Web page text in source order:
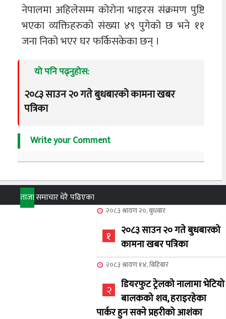
नेपालमा अहिलेसम्म कोरोना भाइरस संक्रमण पुष्टि
भएका व्यक्तिहरुको संख्या ४९ पुगेको छ भने ११
जना निको भएर घर फर्किसकेका छन् ।
यो पनि पढ्नुहोस:
२०८३ साउन २० गते बुधबारको कामना खबर
पत्रिका
Write your Comment
ताजासमाचारधेरै पढिएका
२०८३ श्रावण २०, बुधबार
१
२०८३ साउन २० गते बुधबारको
कामना खबर पत्रिका
२०८३ श्रावण १४, बिहिबार
२
डियरफुट ट्रेलको नालामा भेटियो
बालकको शव, हराइरहेका
पार्कर हुन सक्ने प्रहरीको आशंका